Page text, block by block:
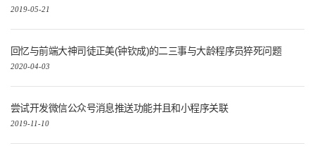
2019-05-21
回忆与前端大神司徒正美(钟钦成)的二三事与大龄程序员猝死问题
2020-04-03
尝试开发微信公众号消息推送功能并且和小程序关联
2019-11-10